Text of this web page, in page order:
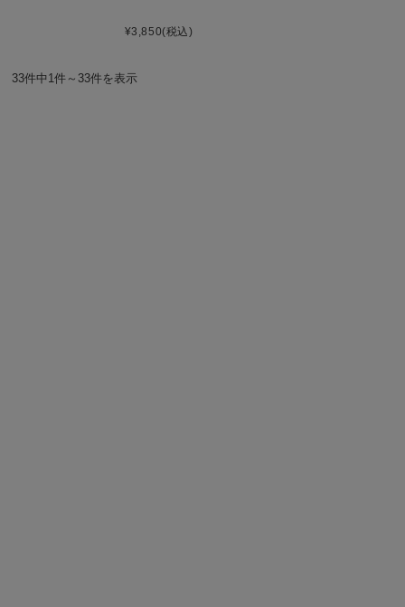
¥3,850(税込)
33件中1件～33件を表示